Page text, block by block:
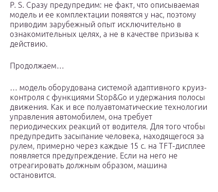
P. S. Сразу предупредим: не факт, что описываемая
модель и ее комплектации появятся у нас, поэтому
приводим зарубежный опыт исключительно в
ознакомительных целях, а не в качестве призыва к
действию.
Продолжаем…
… модель оборудована системой адаптивного круиз-
контроля с функциями Stop&Go и удержания полосы
движения. Как и все полуавтоматические технологии
управления автомобилем, она требует
периодических реакций от водителя. Для того чтобы
предупредить засыпание человека, находящегося за
рулем, примерно через каждые 15 с. на TFT-дисплее
появляется предупреждение. Если на него не
отреагировать должным образом, машина
остановится.